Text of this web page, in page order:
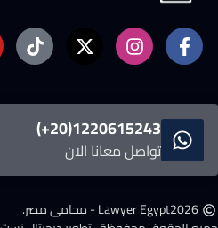
1220615243(20+)
تواصل معانا الان
2026Lawyer Egypt - محامى مصر.